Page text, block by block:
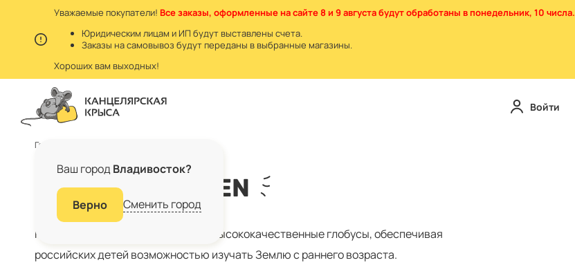
Уважаемые покупатели! Все заказы, оформленные на сайте 8 и 9 августа будут обработаны в понедельник, 10 числа.
Юридическим лицам и ИП будут выставлены счета.
Заказы на самовывоз будут переданы в выбранные магазины.
Хороших вам выходных!
Ваш город Владивосток?
Верно Сменить город
Войти
Главная
БРЕНД GLOBEN
Компания GLOBEN изготавливает высококачественные глобусы, обеспечивая
российских детей возможностью изучать Землю с раннего возраста.